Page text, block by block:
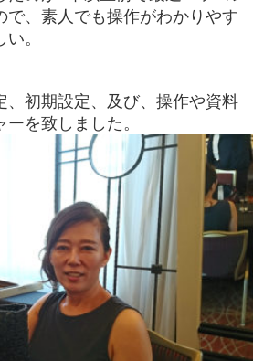
で、素人でも操作がわかりやす
。
、初期設定、及び、操作や資料
を致しました。